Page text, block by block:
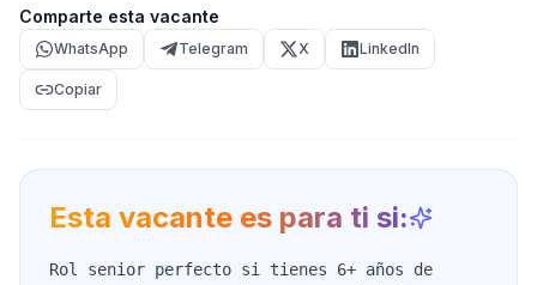
Comparte esta vacante
WhatsApp Telegram X LinkedIn
Copiar
Esta vacante es para ti si:
Rol senior perfecto si tienes 6+ años de